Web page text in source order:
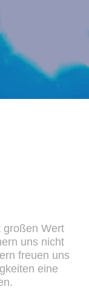
großen Wert
uns nicht
freuen uns
eine